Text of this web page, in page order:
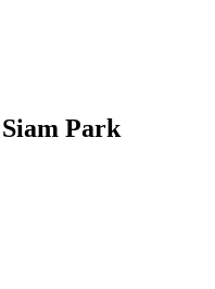
Park